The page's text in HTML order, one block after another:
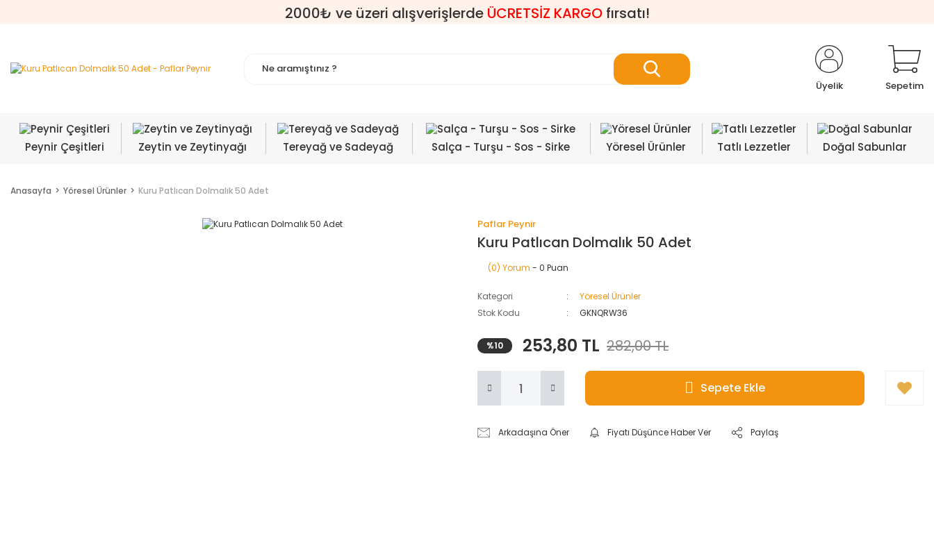
2000₺ ve üzeri alışverişlerde ÜCRETSİZ KARGOfırsatı!
Üyelik Sepetim
Peynir Çeşitleri Zeytin ve Zeytinyağı Tereyağ ve Sadeyağ Salça - Turşu - Sos - Sirke Yöresel Ürünler Tatlı Lezzetler Doğal Sabunlar
Anasayfa Yöresel Ürünler Kuru Patlıcan Dolmalık 50 Adet
Paflar Peynir
Kuru Patlıcan Dolmalık 50 Adet
(0) Yorum - 0 Puan
Kategori
Yöresel Ürünler
Stok Kodu
GKNQRW36
%10 253,80 TL 282,00 TL
Sepete Ekle
Arkadaşına Öner Fiyatı Düşünce Haber Ver Paylaş